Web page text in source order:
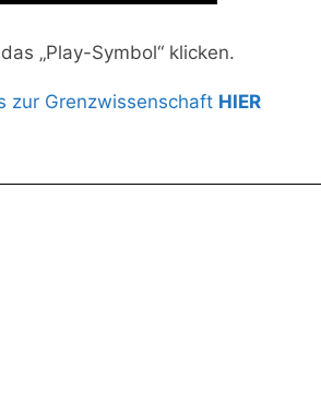
„Play-Symbol“ klicken.
zur Grenzwissenschaft HIER